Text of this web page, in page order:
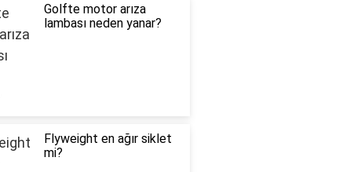
Golfte motor arıza
lambası neden yanar?
Flyweight en ağır siklet
mi?